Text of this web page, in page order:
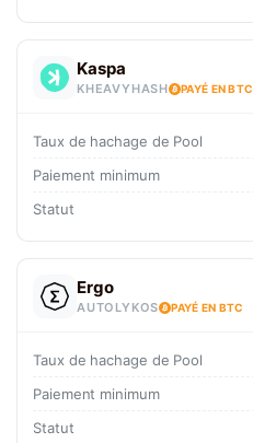
Kaspa
KHEAVYHASH PAYÉ EN BTC
Taux de hachage de Pool
Paiement minimum
Statut
Ergo
AUTOLYKOS PAYÉ EN BTC
Taux de hachage de Pool
Paiement minimum
Statut